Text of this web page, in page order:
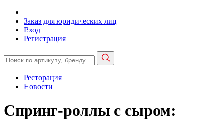
Заказ для юридических лиц
Вход
Регистрация
Ресторация
Новости
Спринг-роллы с сыром: